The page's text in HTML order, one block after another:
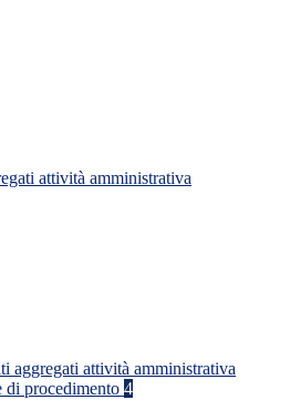
attività amministrativa
aggregati attività amministrativa
di procedimento 4